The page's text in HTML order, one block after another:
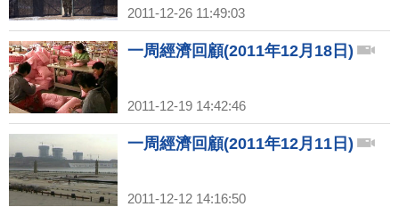
2011-12-26 11:49:03
一周經濟回顧(2011年12月18日)
2011-12-19 14:42:46
一周經濟回顧(2011年12月11日)
2011-12-12 14:16:50